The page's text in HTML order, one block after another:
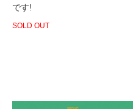
です!
SOLD OUT